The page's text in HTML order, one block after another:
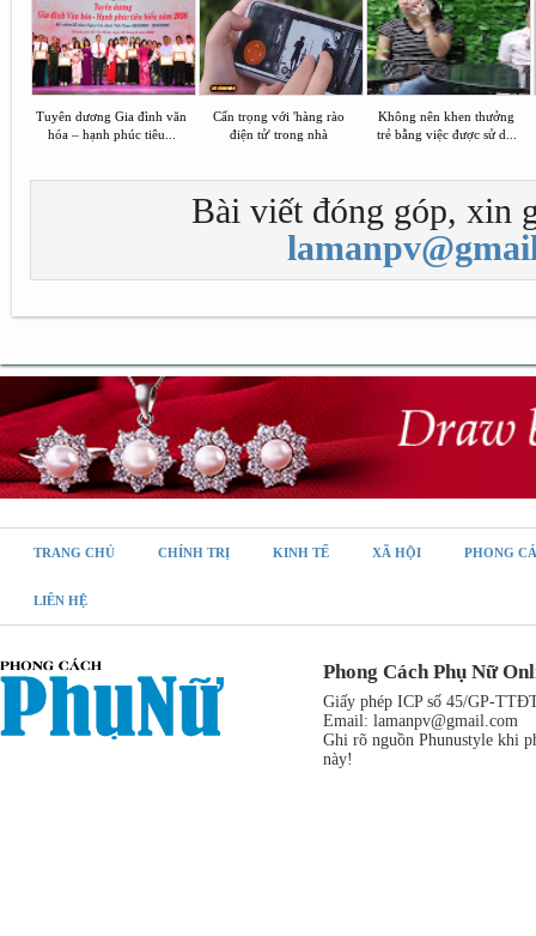
Tuyên dương Gia đình văn
hóa – hạnh phúc tiêu...
Cẩn trọng với 'hàng rào
điện tử' trong nhà
Không nên khen thưởng
trẻ bằng việc được sử d...
Bài viết đóng góp, xin
TRANG CHỦ CHÍNH TRỊ KINH TẾ XÃ HỘI PHONG
LIÊN HỆ
Phong Cách Phụ Nữ
Giấy phép ICP số 45/GP-
Email: lamanpv@gmail.com
Ghi rõ nguồn Phunustyle khi
này!